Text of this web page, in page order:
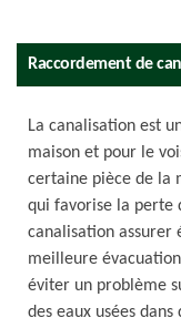
Raccordement de
La canalisation est
maison et pour le
certaine pièce de la
qui favorise la perte
canalisation assurer
meilleure
éviter un problème
des eaux usées